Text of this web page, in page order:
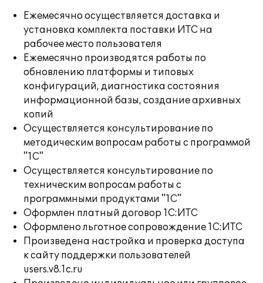
Ежемесячно осуществляется доставка и
установка комплекта поставки ИТС на
рабочее место пользователя
Ежемесячно производятся работы по
обновлению платформы и типовых
конфигураций, диагностика состояния
информационной базы, создание архивных
копий
Осуществляется консультирование по
методическим вопросам работы с программой
"1С"
Осуществляется консультирование по
техническим вопросам работы с
программными продуктами "1С"
Оформлен платный договор 1С:ИТС
Оформлено льготное сопровождение 1С:ИТС
Произведена настройка и проверка доступа
к сайту поддержки пользователей
users.v8.1c.ru